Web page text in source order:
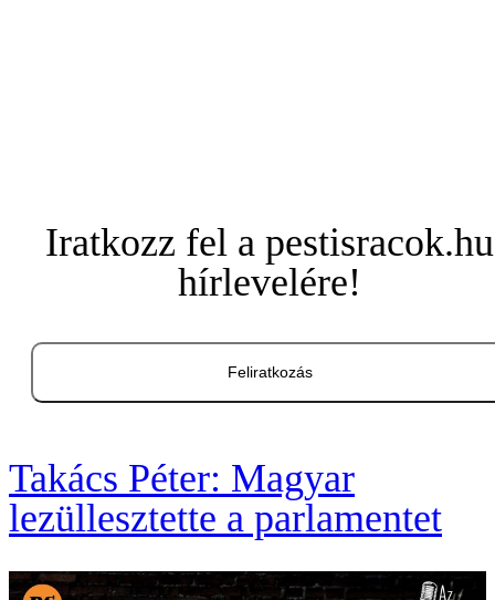
Iratkozz fel a pestisracok.hu
hírlevelére!
Feliratkozás
Takács Péter: Magyar
lezüllesztette a parlamentet